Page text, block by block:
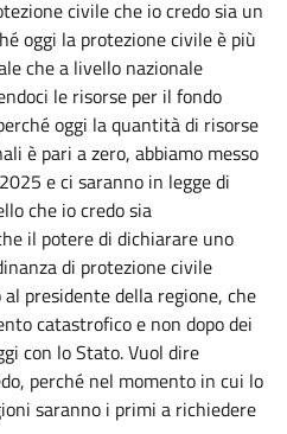
civile che io credo sia un
oggi la protezione civile è più
che a livello nazionale
le risorse per il fondo
oggi la quantità di risorse
è pari a zero, abbiamo messo
e ci saranno in legge di
che io credo sia
il potere di dichiarare uno
di protezione civile
al presidente della regione, che
catastrofico e non dopo dei
con lo Stato. Vuol dire
perché nel momento in cui lo
saranno i primi a richiedere